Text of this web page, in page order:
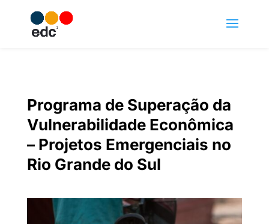
Programa de Superação da
Vulnerabilidade Econômica
– Projetos Emergenciais no
Rio Grande do Sul